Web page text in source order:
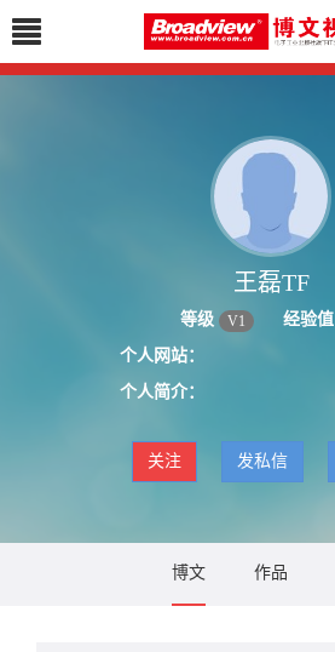
王磊TF
等级 V1 经验值
个人网站：
个人简介：
关注 发私信
博文 作品